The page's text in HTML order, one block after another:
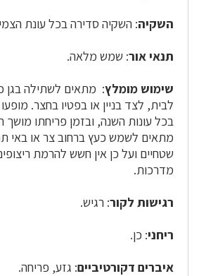
השקיה: השקיה סדירה בכל עונת
תנאי אור: שמש מלאה.
שימוש מומלץ: מתאים לשתילה בגן
לבית, לצד בניין או בפטיו בחצר.
בכל עונות השנה, ובזמן פריחתו
מתאים לשמש כעץ ברחוב צר או באי
שטחיים ועל כן אין חשש להרמת
מדרכות.
רגישות לקור: רגיש.
ריחני: כן.
איברים דקורטיביים: גזע, פריחה.